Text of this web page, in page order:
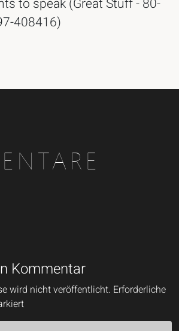
to speak (Great Stuff - 80-
408416)
Kommentar
wird nicht veröffentlicht. Erforderliche